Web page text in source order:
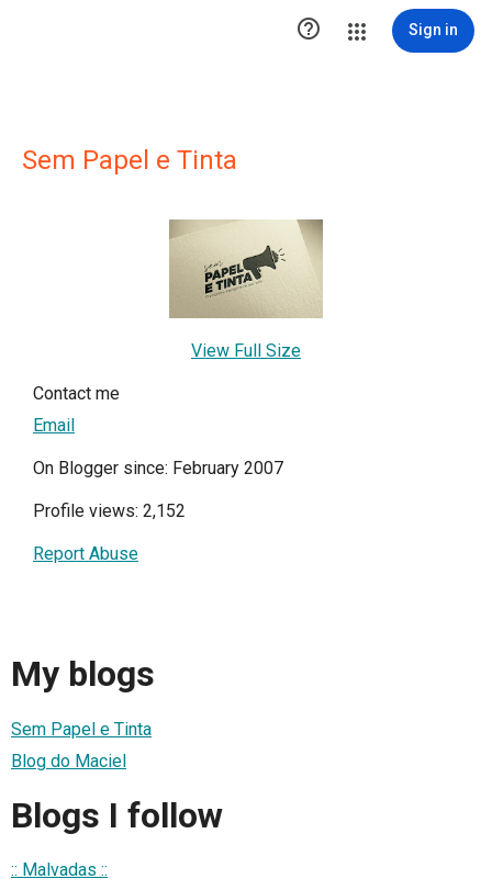
 Sign in
Sem Papel e Tinta
View Full Size
Contact me
Email
On Blogger since: February 2007
Profile views: 2,152
Report Abuse
My blogs
Sem Papel e Tinta
Blog do Maciel
Blogs I follow
:: Malvadas ::